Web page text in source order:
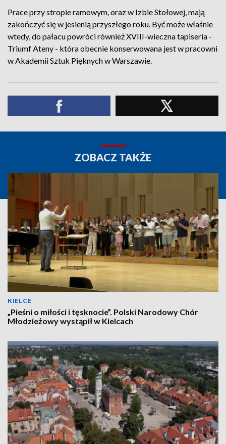
Prace przy stropie ramowym, oraz w Izbie Stołowej, mają
zakończyć się w jesienią przyszłego roku. Być może właśnie
wtedy, do pałacu powróci również XVIII-wieczna tapiseria -
Triumf Ateny - która obecnie konserwowana jest w pracowni
w Akademii Sztuk Pięknych w Warszawie.
ZOBACZ TAKŻE
KIELCE
„Pieśni o miłości i tęsknocie”. Polski Narodowy Chór
Młodzieżowy wystąpił w Kielcach